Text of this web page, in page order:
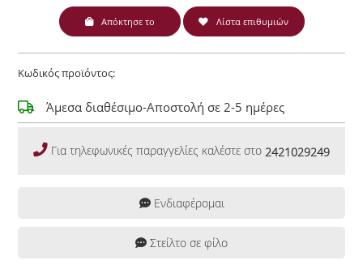
Απόκτησε το Λίστα επιθυμιών
Κωδικός προϊόντος:
Άμεσα διαθέσιμο-Αποστολή σε 2-5 ημέρες
Για τηλεφωνικές παραγγελίες καλέστε στο 2421029249
Ενδιαφέρομαι
Στείλτο σε φίλο